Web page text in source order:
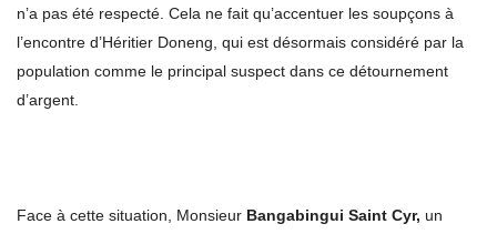
n’a pas été respecté. Cela ne fait qu’accentuer les soupçons à
l’encontre d’Héritier Doneng, qui est désormais considéré par la
population comme le principal suspect dans ce détournement
d’argent.
Face à cette situation, Monsieur Bangabingui Saint Cyr, un